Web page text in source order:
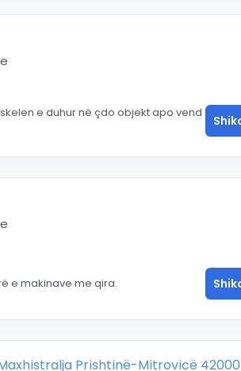
e duhur në çdo objekt apo vend
e makinave me qira.
Prishtinë-Mitrovicë